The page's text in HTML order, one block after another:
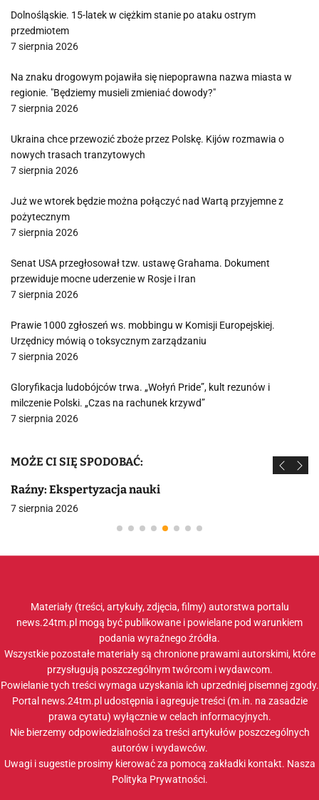
Dolnośląskie. 15-latek w ciężkim stanie po ataku ostrym
przedmiotem
7 sierpnia 2026
Na znaku drogowym pojawiła się niepoprawna nazwa miasta w
regionie. "Będziemy musieli zmieniać dowody?"
7 sierpnia 2026
Ukraina chce przewozić zboże przez Polskę. Kijów rozmawia o
nowych trasach tranzytowych
7 sierpnia 2026
Już we wtorek będzie można połączyć nad Wartą przyjemne z
pożytecznym
7 sierpnia 2026
Senat USA przegłosował tzw. ustawę Grahama. Dokument
przewiduje mocne uderzenie w Rosje i Iran
7 sierpnia 2026
Prawie 1000 zgłoszeń ws. mobbingu w Komisji Europejskiej.
Urzędnicy mówią o toksycznym zarządzaniu
7 sierpnia 2026
Gloryfikacja ludobójców trwa. „Wołyń Pride”, kult rezunów i
milczenie Polski. „Czas na rachunek krzywd”
7 sierpnia 2026
MOŻE CI SIĘ SPODOBAĆ:
Raźny: Ekspertyzacja nauki
7 sierpnia 2026
Materiały (treści, artykuły, zdjęcia, filmy) autorstwa portalu
news.24tm.pl mogą być publikowane i powielane pod warunkiem
podania wyraźnego źródła.
Wszystkie pozostałe materiały są chronione prawami autorskimi, które
przysługują poszczególnym twórcom i wydawcom.
Powielanie tych treści wymaga uzyskania ich uprzedniej pisemnej zgody.
Portal news.24tm.pl udostępnia i agreguje treści (m.in. na zasadzie
prawa cytatu) wyłącznie w celach informacyjnych.
Nie bierzemy odpowiedzialności za treści artykułów poszczególnych
autorów i wydawców.
Uwagi i sugestie prosimy kierować za pomocą zakładki kontakt. Nasza
Polityka Prywatności.